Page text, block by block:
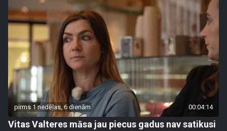
pirms 1 nedēļas, 6 dienām 00:04:14
Vitas Valteres māsa jau piecus gadus nav satikusi